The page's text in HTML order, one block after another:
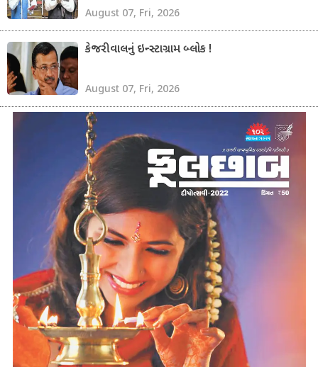
August 07, Fri, 2026
કેજરીવાલનું ઇન્સ્ટાગ્રામ બ્લોક !
August 07, Fri, 2026